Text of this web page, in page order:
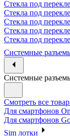
Стекла под
Стекла под
Стекла под
Стекла под
Стекла под
Системные
Системные
Смотреть все
Для смартфонов
Для смартфонов
Sim лотки